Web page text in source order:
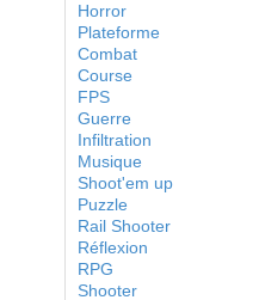
Horror
Plateforme
Combat
Course
FPS
Guerre
Infiltration
Musique
Shoot'em up
Puzzle
Rail Shooter
Réflexion
RPG
Shooter